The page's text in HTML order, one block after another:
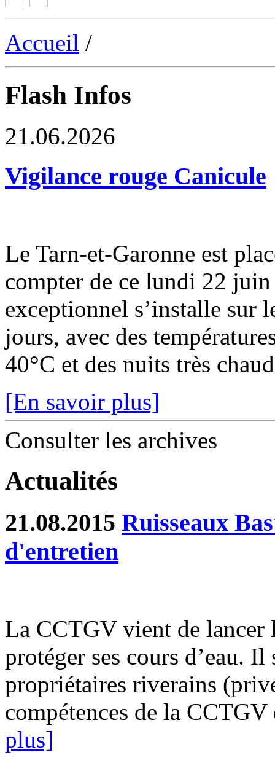
Accueil /
Flash Infos
21.06.2026
Vigilance rouge Canicule
Le Tarn-et-Garonne est
compter de ce lundi 22
exceptionnel s’installe sur
jours, avec des
40°C et des nuits très
[En savoir plus]
Consulter les archives
Actualités
21.08.2015 Ruisseaux
d'entretien
La CCTGV vient de
protéger ses cours d’eau.
propriétaires riverains
compétences de la CCTGV
plus]